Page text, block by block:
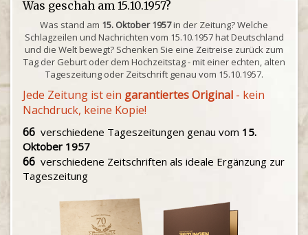
Was geschah am 15.10.1957?
Was stand am 15. Oktober 1957in der Zeitung? Welche
Schlagzeilen und Nachrichten vom 15.10.1957 hat Deutschland
und die Welt bewegt? Schenken Sie eine Zeitreise zurück zum
Tag der Geburt oder dem Hochzeitstag - mit einer echten, alten
Tageszeitung oder Zeitschrift genau vom 15.10.1957.
Jede Zeitung ist ein garantiertes Original - kein
Nachdruck, keine Kopie!
66 verschiedene Tageszeitungen genau vom 15.
Oktober 1957
66 verschiedene Zeitschriften als ideale Ergänzung zur
Tageszeitung